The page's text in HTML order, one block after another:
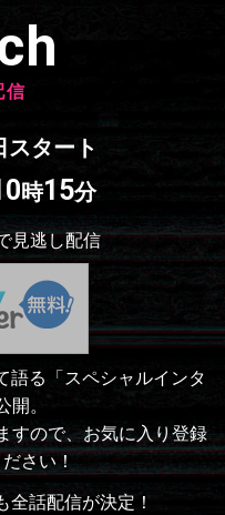
信
スタート
時15分
見逃し配信
語る「スペシャルインタ
開。
すので、お気に入り登録
さい！
全話配信が決定！